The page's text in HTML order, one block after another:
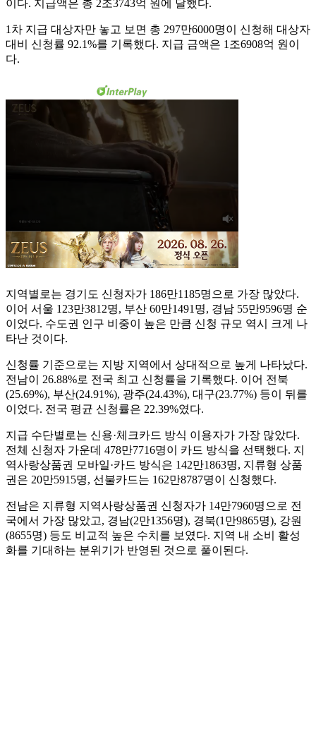
이다. 지급액은 총 2조3743억 원에 달했다.
1차 지급 대상자만 놓고 보면 총 297만6000명이 신청해 대상자
대비 신청률 92.1%를 기록했다. 지급 금액은 1조6908억 원이
다.
지역별로는 경기도 신청자가 186만1185명으로 가장 많았다.
이어 서울 123만3812명, 부산 60만1491명, 경남 55만9596명 순
이었다. 수도권 인구 비중이 높은 만큼 신청 규모 역시 크게 나
타난 것이다.
신청률 기준으로는 지방 지역에서 상대적으로 높게 나타났다.
전남이 26.88%로 전국 최고 신청률을 기록했다. 이어 전북
(25.69%), 부산(24.91%), 광주(24.43%), 대구(23.77%) 등이 뒤를
이었다. 전국 평균 신청률은 22.39%였다.
지급 수단별로는 신용·체크카드 방식 이용자가 가장 많았다.
전체 신청자 가운데 478만7716명이 카드 방식을 선택했다. 지
역사랑상품권 모바일·카드 방식은 142만1863명, 지류형 상품
권은 20만5915명, 선불카드는 162만8787명이 신청했다.
전남은 지류형 지역사랑상품권 신청자가 14만7960명으로 전
국에서 가장 많았고, 경남(2만1356명), 경북(1만9865명), 강원
(8655명) 등도 비교적 높은 수치를 보였다. 지역 내 소비 활성
화를 기대하는 분위기가 반영된 것으로 풀이된다.